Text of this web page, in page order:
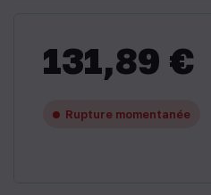
131,89 €
Rupture momentanée